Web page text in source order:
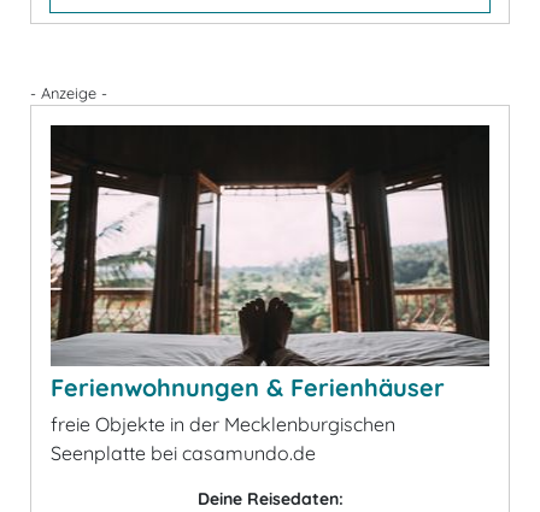
- Anzeige -
Ferienwohnungen & Ferienhäuser
freie Objekte in der Mecklenburgischen
Seenplatte bei casamundo.de
Deine Reisedaten: